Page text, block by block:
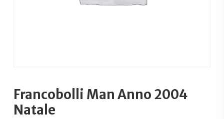
Francobolli Man Anno 2004
Natale